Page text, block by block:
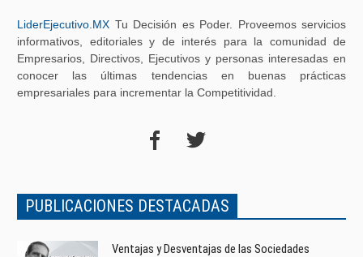
LiderEjecutivo.MX Tu Decisión es Poder. Proveemos servicios
informativos, editoriales y de interés para la comunidad de
Empresarios, Directivos, Ejecutivos y personas interesadas en
conocer las últimas tendencias en buenas prácticas
empresariales para incrementar la Competitividad.
PUBLICACIONES DESTACADAS
Ventajas y Desventajas de las Sociedades